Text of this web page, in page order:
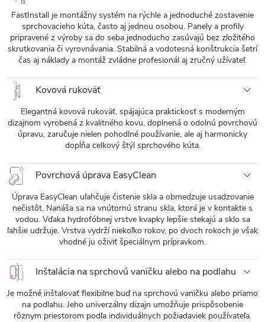
FastInstall je montážny systém na rýchle a jednoduché zostavenie
sprchovacieho kúta, často aj jednou osobou. Panely a profily
pripravené z výroby sa do seba jednoducho zasúvajú bez zložitého
skrutkovania či vyrovnávania. Stabilná a vodotesná konštrukcia šetrí
čas aj náklady a montáž zvládne profesionál aj zručný užívateľ.
Kovová rukoväť
Elegantná kovová rukoväť, spájajúca praktickosť s moderným
dizajnom vyrobená z kvalitného kovu, doplnená o odolnú povrchovú
úpravu, zaručuje nielen pohodlné používanie, ale aj harmonicky
dopĺňa celkový štýl sprchového kúta.
Povrchová úprava EasyClean
Úprava EasyClean uľahčuje čistenie skla a obmedzuje usadzovanie
nečistôt. Nanáša sa na vnútornú stranu skla, ktorá je v kontakte s
vodou. Vďaka hydrofóbnej vrstve kvapky lepšie stekajú a sklo sa
ľahšie udržuje. Vrstva vydrží niekoľko rokov, po dvoch rokoch je však
vhodné ju oživiť špeciálnym prípravkom.
Inštalácia na sprchovú vaničku alebo na podlahu
Je možné inštalovať flexibilne buď na sprchovú vaničku alebo priamo
na podlahu. Jeho univerzálny dizajn umožňuje prispôsobenie
rôznym priestorom podľa individuálnych požiadaviek používateľa.